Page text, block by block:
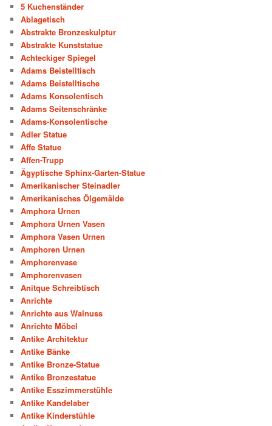
5 Kuchenständer
Ablagetisch
Abstrakte Bronzeskulptur
Abstrakte Kunststatue
Achteckiger Spiegel
Adams Beistelltisch
Adams Beistelltische
Adams Konsolentisch
Adams Seitenschränke
Adams-Konsolentische
Adler Statue
Affe Statue
Affen-Trupp
Ägyptische Sphinx-Garten-Statue
Amerikanischer Steinadler
Amerikanisches Ölgemälde
Amphora Urnen
Amphora Urnen Vasen
Amphora Vasen Urnen
Amphoren Urnen
Amphorenvase
Amphorenvasen
Anitque Schreibtisch
Anrichte
Anrichte aus Walnuss
Anrichte Möbel
Antike Architektur
Antike Bänke
Antike Bronze-Statue
Antike Bronzestatue
Antike Esszimmerstühle
Antike Kandelaber
Antike Kinderstühle